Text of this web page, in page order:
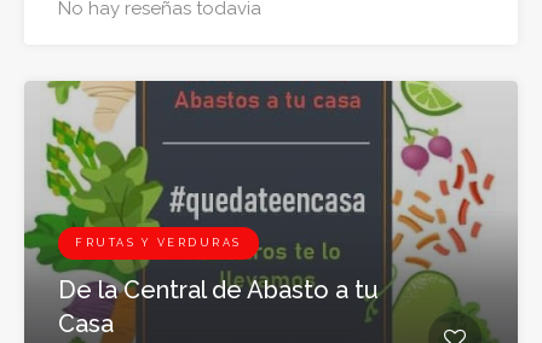
No hay reseñas todavia
FRUTAS Y VERDURAS
De la Central de Abasto a tu
Casa